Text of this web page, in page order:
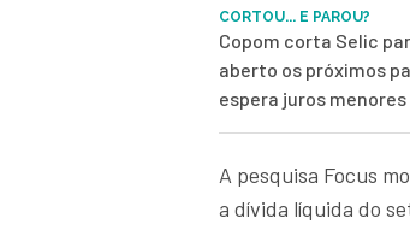
CORTOU... E PAROU?
Copom corta Selic
aberto os próximos
espera juros menores
A pesquisa Focus
a dívida líquida do